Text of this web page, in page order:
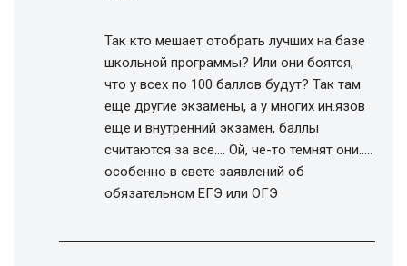
Так кто мешает отобрать лучших на базе
школьной программы? Или они боятся,
что у всех по 100 баллов будут? Так там
еще другие экзамены, а у многих ин.язов
еще и внутренний экзамен, баллы
считаются за все…. Ой, че-то темнят они…..
особенно в свете заявлений об
обязательном ЕГЭ или ОГЭ